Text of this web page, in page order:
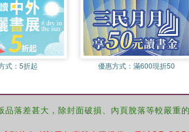
式：5折起 優惠方式： 滿600現折50
落差甚大，除封面破損、內頁脫落等較嚴重